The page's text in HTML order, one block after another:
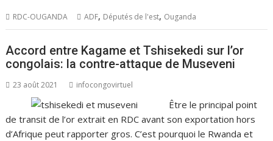
RDC-OUGANDA ADF, Députés de l'est, Ouganda
Accord entre Kagame et Tshisekedi sur l’or
congolais: la contre-attaque de Museveni
23 août 2021 infocongovirtuel
Être le principal point
de transit de l’or extrait en RDC avant son exportation hors
d’Afrique peut rapporter gros. C’est pourquoi le Rwanda et